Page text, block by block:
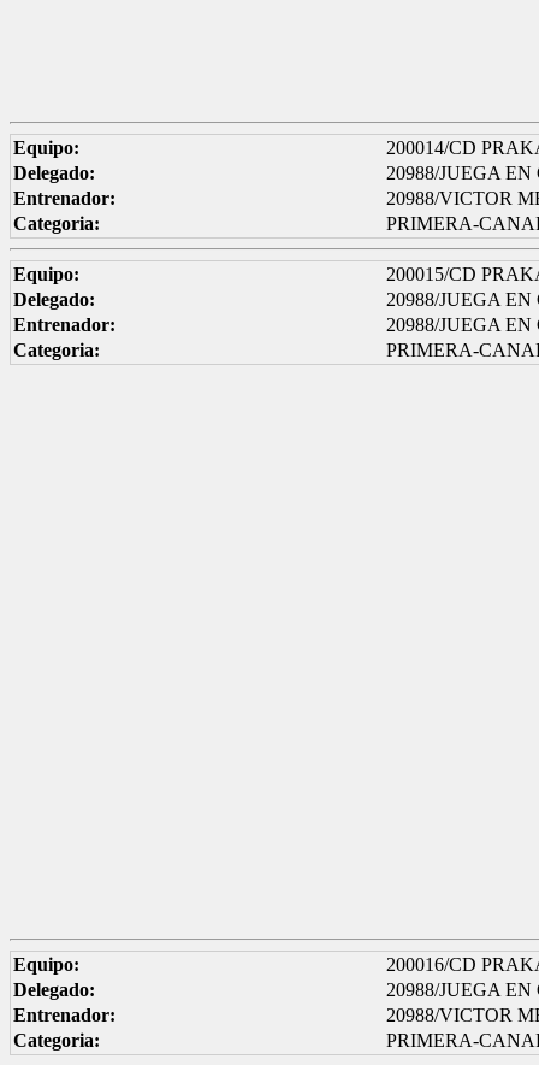
Equipo:
200014/CD
Delegado:
20988/JUEGA
Entrenador:
20988/VICTOR
Categoria:
PRIMERA-
Equipo:
200015/CD
Delegado:
20988/JUEGA
Entrenador:
20988/JUEGA
Categoria:
PRIMERA-
Equipo:
200016/CD
Delegado:
20988/JUEGA
Entrenador:
20988/VICTOR
Categoria:
PRIMERA-